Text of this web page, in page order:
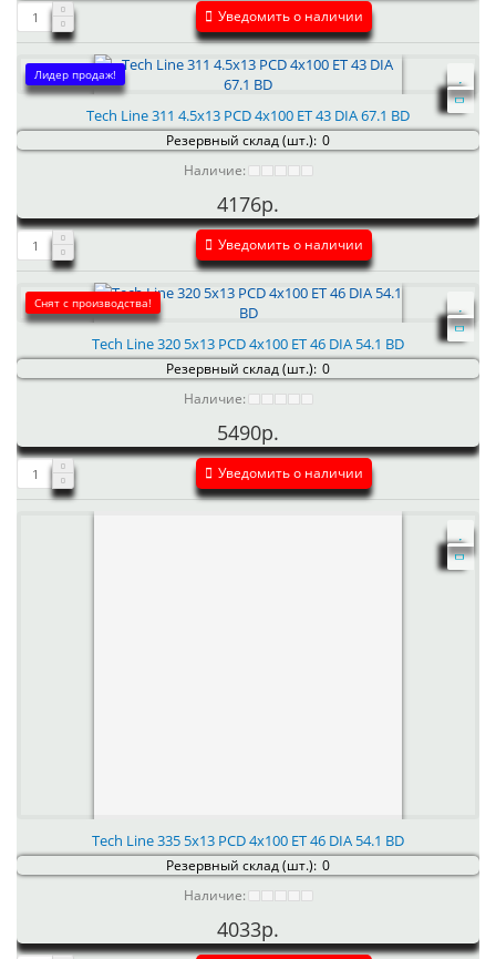
Уведомить о наличии
Лидер продаж!
Tech Line 311 4.5x13 PCD 4x100 ET 43 DIA 67.1 BD
Резервный склад (шт.): 0
Наличие:
4176р.
Уведомить о наличии
Снят с производства!
Tech Line 320 5x13 PCD 4x100 ET 46 DIA 54.1 BD
Резервный склад (шт.): 0
Наличие:
5490р.
Уведомить о наличии
Tech Line 335 5x13 PCD 4x100 ET 46 DIA 54.1 BD
Резервный склад (шт.): 0
Наличие:
4033р.